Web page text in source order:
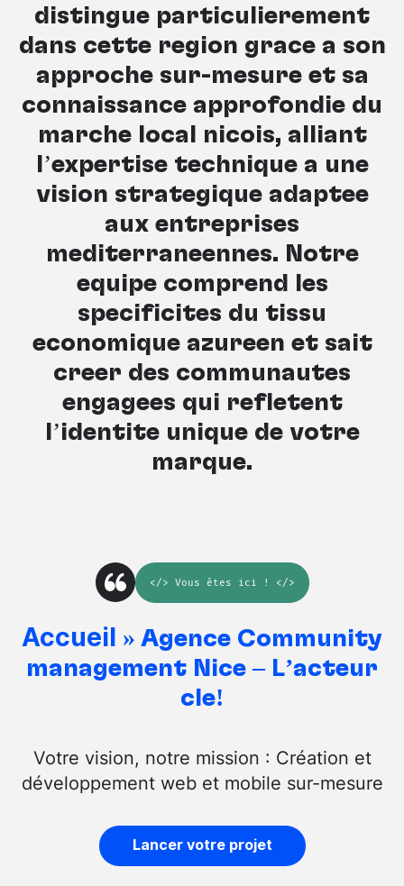
distingue particulièrement
dans cette région grâce à son
approche sur-mesure et sa
connaissance approfondie du
marché local niçois, alliant
l’expertise technique à une
vision stratégique adaptée
aux entreprises
méditerranéennes. Notre
équipe comprend les
spécificités du tissu
économique azuréen et sait
créer des communautés
engagées qui reflètent
l’identité unique de votre
marque.
</> Vous êtes ici ! </>
Accueil » Agence Community
management Nice – L’acteur
clé!
Votre vision, notre mission : Création et
développement web et mobile sur-mesure
Lancer votre projet